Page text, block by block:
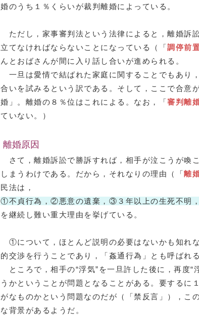
婚のうち１％くらいが裁判離婚によっている。
ただし，家事審判法という法律によると，離婚訴
立てなければならないことになっている（「調停前
んとおばさんが間に入り話し合いが進められる。
一旦は愛情で結ばれた家庭に関することでもあり
合いを試みるという訳である。そして，ここで合意
婚」。離婚の８％位はこれによる。なお，「審判離
ていない。）
離婚原因
さて，離婚訴訟で勝訴すれば，相手が泣こうが喚
しまうわけである。だから，それなりの理由（「離
民法は，
①不貞行為，②悪意の遺棄，③３年以上の生死不明
を継続し難い重大理由を挙げている。
①について，ほとんど説明の必要はないかも知れ
的交渉を行うことであり，「姦通行為」とも呼ばれ
ところで，相手の“浮気”を一旦許した後に，再度“
うかということが問題となることがある。要するに
がなものかという問題なのだが（「禁反言」），こ
な背景があるようだ。